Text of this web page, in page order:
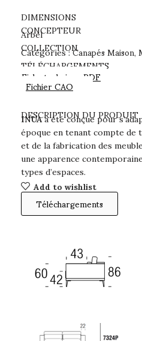
DESCRIPTION DU PRODUIT
INUAa été conçue pour
époque en tenant compte de
et de la fabrication des
une apparence
types d’espaces.
Add to wishlist
Téléchargements
DIMENSIONS
CONCEPTEUR
Arbel
COLLECTION
Catégories :Canapés Maison,
TÉLÉCHARGEMENTS
Fiche technique PDF
Fichier CAO